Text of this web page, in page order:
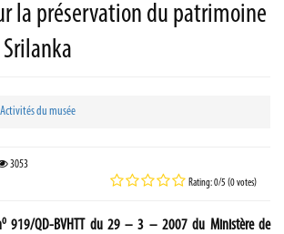
la préservation du patrimoine
Activités du musée
3053
Rating: 0/5 (0 votes)
o919/QD-BVHTT du 29 – 3 – 2007 du Ministère de